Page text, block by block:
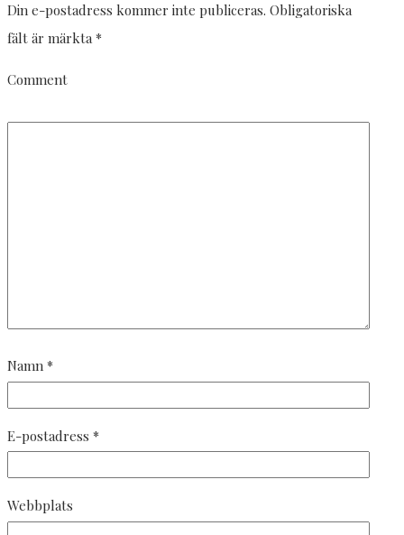
Din e-postadress kommer inte publiceras. Obligatoriska
fält är märkta*
Comment
Namn *
E-postadress *
Webbplats